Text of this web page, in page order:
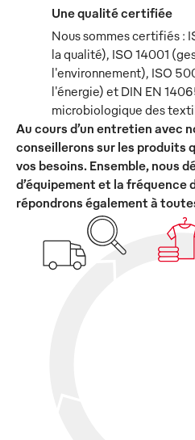
Une qualité certifiée
Nous sommes certifiés :
la qualité), ISO 14001
l'environnement), ISO
l'énergie) et DIN EN
microbiologique des
Au cours d’un entretien avec
conseillerons sur les produits
vos besoins. Ensemble, nous
d’équipement et la fréquence
répondrons également à